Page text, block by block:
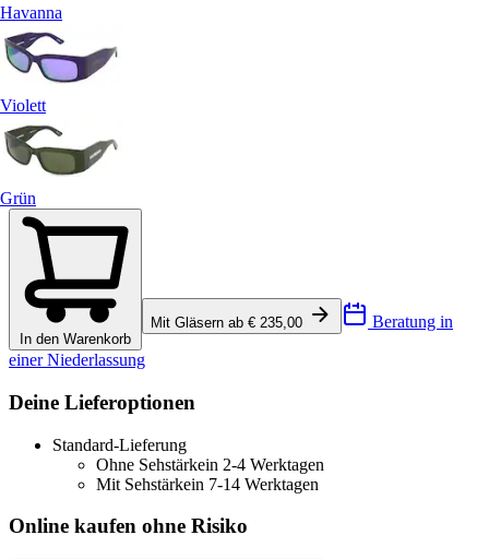
Havanna
Violett
Grün
In den Warenkorb
Mit Gläsern ab € 235,00 Beratung in
einer Niederlassung
Deine Lieferoptionen
Standard-Lieferung
Ohne Sehstärkein 2-4 Werktagen
Mit Sehstärkein 7-14 Werktagen
Online kaufen ohne Risiko